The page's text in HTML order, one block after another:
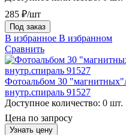
285 ₽/шт
Под заказ
В избранное В избранном
Сравнить
Фотоальбом 30
внутр.спираль 91527
Доступное количество: 0 шт.
Цена по запросу
Узнать цену